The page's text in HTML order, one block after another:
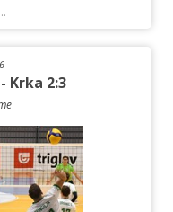
Krka 2:3